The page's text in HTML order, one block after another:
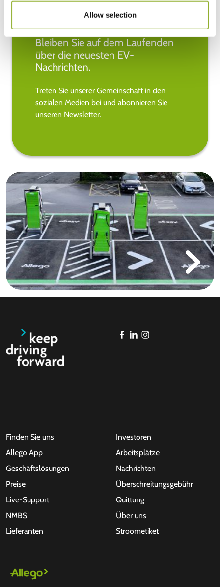
Allow selection
Bleiben Sie auf dem Laufenden
über die neuesten EV-
Nachrichten.
Treten Sie unserer Gemeinschaft in den
sozialen Medien bei und abonnieren Sie
unseren Newsletter.
Finden Sie uns
Allego App
Geschäftslösungen
Preise
Live-Support
NMBS
Lieferanten
Investoren
Arbeitsplätze
Nachrichten
Überschreitungsgebühr
Quittung
Über uns
Stroometiket